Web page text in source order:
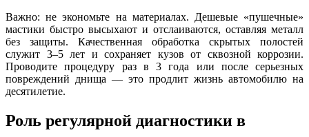
Важно: не экономьте на материалах. Дешевые «пушечные»
мастики быстро высыхают и отслаиваются, оставляя металл
без защиты. Качественная обработка скрытых полостей
служит 3–5 лет и сохраняет кузов от сквозной коррозии.
Проводите процедуру раз в 3 года или после серьезных
повреждений днища — это продлит жизнь автомобилю на
десятилетие.
Роль регулярной диагностики в